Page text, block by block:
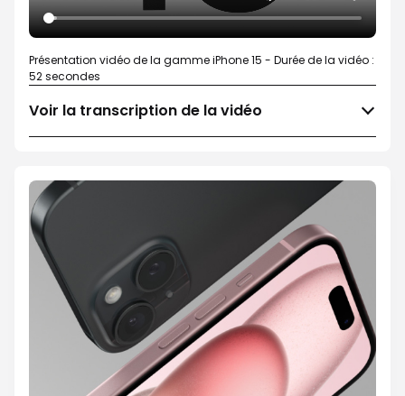
Présentation vidéo de la gamme iPhone 15 - Durée de la vidéo :
52 secondes
Voir la transcription de la vidéo